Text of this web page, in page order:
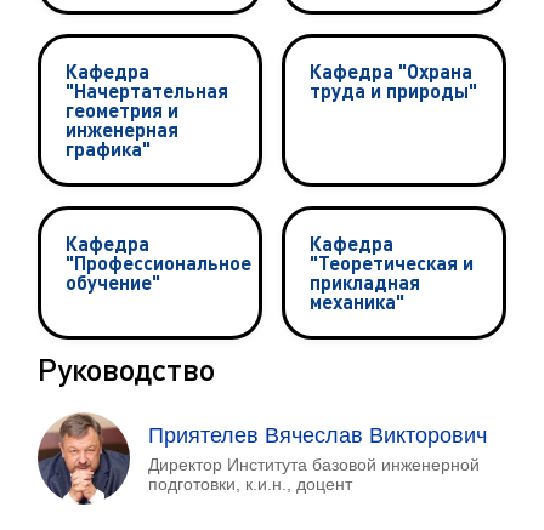
Кафедра
"Начертательная
геометрия и
инженерная
графика"
Кафедра "Охрана
труда и природы"
Кафедра
"Профессиональное
обучение"
Кафедра
"Теоретическая и
прикладная
механика"
Руководство
Приятелев Вячеслав Викторович
Директор Института базовой инженерной
подготовки, к.и.н., доцент